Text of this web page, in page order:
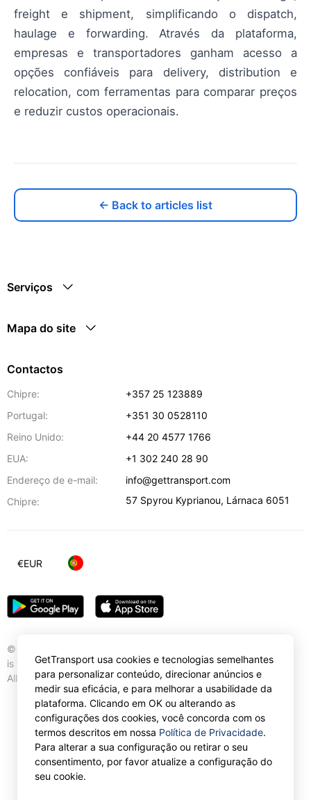
freight e shipment, simplificando o dispatch,
haulage e forwarding. Através da plataforma,
empresas e transportadores ganham acesso a
opções confiáveis para delivery, distribution e
relocation, com ferramentas para comparar preços
e reduzir custos operacionais.
← Back to articles list
Serviços
Mapa do site
Contactos
Chipre:
+357 25 123889
Portugal:
+351 30 0528110
Reino Unido:
+44 20 4577 1766
EUA:
+1 302 240 28 90
Endereço de e-mail:
info@gettransport.com
Chipre:
57 Spyrou Kyprianou, Lárnaca 6051
© Gettransport International Limited. GetTransport®
is trademark of Gettransport International Limited.
All rights reserved.
€EUR
GetTransport usa cookies e tecnologias semelhantes
para personalizar conteúdo, direcionar anúncios e
medir sua eficácia, e para melhorar a usabilidade da
plataforma. Clicando em OK ou alterando as
configurações dos cookies, você concorda com os
termos descritos em nossa Política de Privacidade.
Para alterar a sua configuração ou retirar o seu
consentimento, por favor atualize a configuração do
seu cookie.